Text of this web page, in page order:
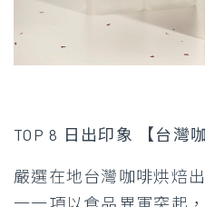
TOP 8 日出印象 【台灣
嚴選在地台灣咖啡烘焙